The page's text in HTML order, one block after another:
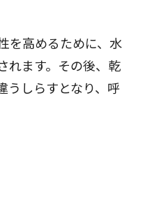
を高めるために、水
れます。その後、乾
うしらすとなり、呼